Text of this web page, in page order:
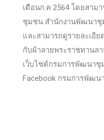
เดือนก.ค 2564 โดยสา
ชุมชน สำนักงานพัฒนาชุ
และสามารถดูรายละเอี
กับผ้าลายพระราชทานล
เว็บไซต์กรมการพัฒนาชุ
Facebook กรมการพัฒน